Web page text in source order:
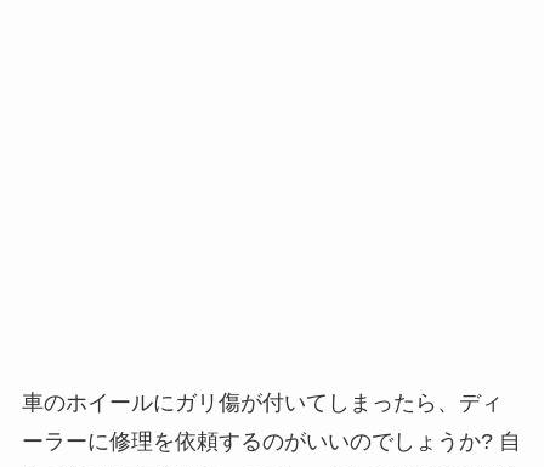
車のホイールにガリ傷が付いてしまったら、ディ
ーラーに修理を依頼するのがいいのでしょうか? 自